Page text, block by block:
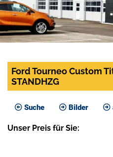
Ford Tourneo Custom
STANDHZG
Suche Bilder
Unser Preis für Sie: